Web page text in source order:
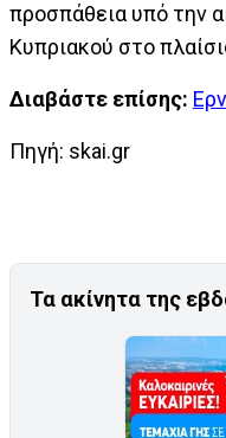
προσπάθεια υπό την
Κυπριακού στο
Διαβάστε επίσης:
Πηγή: skai.gr
Τα ακίνητα της